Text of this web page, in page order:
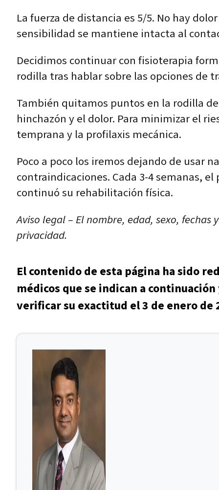
La fuerza de distancia es 5/5. No hay
sensibilidad se mantiene intacta al
Decidimos continuar con fisioterapia
rodilla tras hablar sobre las opciones de
También quitamos puntos en la rodilla
hinchazón y el dolor. Para minimizar el
temprana y la profilaxis mecánica.
Poco a poco los iremos dejando de usar
contraindicaciones. Cada 3-4 semanas,
continuó su rehabilitación física.
Aviso legal – El nombre, edad, sexo,
privacidad.
El contenido de esta página ha sido
médicos que se indican a
verificar su exactitud el 3 de enero de